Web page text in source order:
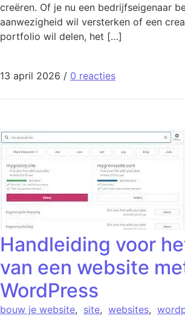
creëren. Of je nu een bedrijfseigenaar
aanwezigheid wil versterken of een
portfolio wil delen, het […]
13 april 2026 / 0 reacties
Handleiding voor
van een website
WordPress
bouw je website, site, websites,